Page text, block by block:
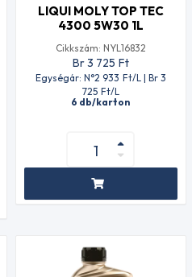
LIQUI MOLY TOP TEC
4300 5W30 1L
Cikkszám: NYL16832
Br 3 725 Ft
Egységár: N°2 933 Ft/L | Br 3
725 Ft/L
6 db/karton